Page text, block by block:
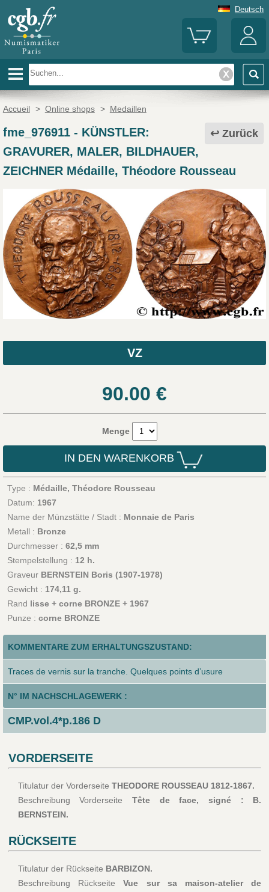
Deutsch
Accueil > Online shops > Medaillen
Zurück
fme_976911- KÜNSTLER:
GRAVURER, MALER, BILDHAUER,
ZEICHNER Médaille, Théodore Rousseau
VZ
90.00 €
Menge
IN DEN WARENKORB
Type : Médaille, Théodore Rousseau
Datum: 1967
Name der Münzstätte / Stadt : Monnaie de Paris
Metall : Bronze
Durchmesser : 62,5 mm
Stempelstellung : 12 h.
Graveur BERNSTEIN Boris (1907-1978)
Gewicht : 174,11 g.
Rand lisse + corne BRONZE + 1967
Punze : corne BRONZE
KOMMENTARE ZUM ERHALTUNGSZUSTAND:
Traces de vernis sur la tranche. Quelques points d’usure
N° IM NACHSCHLAGEWERK :
CMP.vol.4*p.186 D
VORDERSEITE
Titulatur der Vorderseite THEODORE ROUSSEAU 1812-1867.
Beschreibung VorderseiteTête de face, signé : B.
BERNSTEIN.
RÜCKSEITE
Titulatur der Rückseite BARBIZON.
Beschreibung RückseiteVue sur sa maison-atelier de